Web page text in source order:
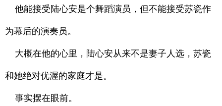
他能接受陆心安是个舞蹈演员，但不能接受苏瓷作
为幕后的演奏员。
大概在他的心里，陆心安从来不是妻子人选，苏瓷
和她绝对优渥的家庭才是。
事实摆在眼前。